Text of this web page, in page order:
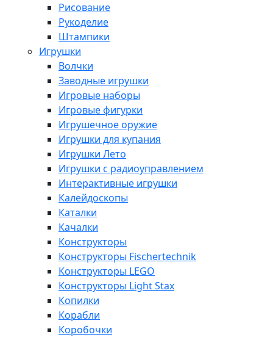
Рисование
Рукоделие
Штампики
Игрушки
Волчки
Заводные игрушки
Игровые наборы
Игровые фигурки
Игрушечное оружие
Игрушки для купания
Игрушки Лето
Игрушки с радиоуправлением
Интерактивные игрушки
Калейдоскопы
Каталки
Качалки
Конструкторы
Конструкторы Fisсhertechnik
Конструкторы LEGO
Конструкторы Light Stax
Копилки
Корабли
Коробочки